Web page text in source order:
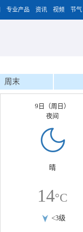
专业产品 资讯 视频 节气
周末
9日（周日）
夜间
晴
14°C
<3级